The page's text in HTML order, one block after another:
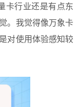
卡行业还是有点东
。我觉得像万象卡
对使用体验感知较